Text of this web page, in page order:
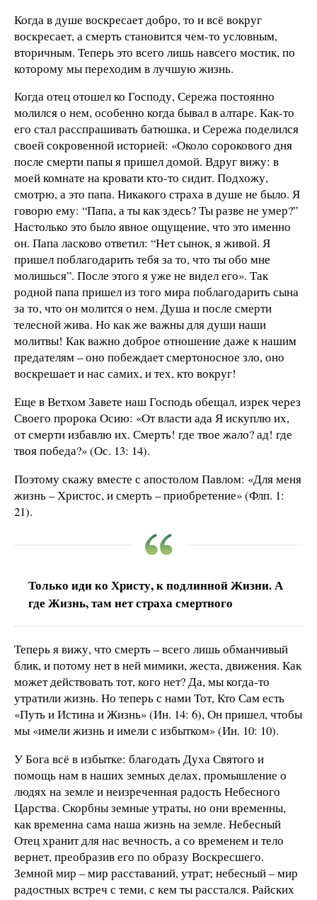
Когда в душе воскресает добро, то и всё вокруг
воскресает, а смерть становится чем-то условным,
вторичным. Теперь это всего лишь навсего мостик, по
которому мы переходим в лучшую жизнь.
Когда отец отошел ко Господу, Сережа постоянно
молился о нем, особенно когда бывал в алтаре. Как-то
его стал расспрашивать батюшка, и Сережа поделился
своей сокровенной историей: «Около сорокового дня
после смерти папы я пришел домой. Вдруг вижу: в
моей комнате на кровати кто-то сидит. Подхожу,
смотрю, а это папа. Никакого страха в душе не было. Я
говорю ему: “Папа, а ты как здесь? Ты разве не умер?”
Настолько это было явное ощущение, что это именно
он. Папа ласково ответил: “Нет сынок, я живой. Я
пришел поблагодарить тебя за то, что ты обо мне
молишься”. После этого я уже не видел его». Так
родной папа пришел из того мира поблагодарить сына
за то, что он молится о нем. Душа и после смерти
телесной жива. Но как же важны для души наши
молитвы! Как важно доброе отношение даже к нашим
предателям – оно побеждает смертоносное зло, оно
воскрешает и нас самих, и тех, кто вокруг!
Еще в Ветхом Завете наш Господь обещал, изрек через
Своего пророка Осию: «От власти ада Я искуплю их,
от смерти избавлю их. Смерть! где твое жало? ад! где
твоя победа?» (Ос. 13: 14).
Поэтому скажу вместе с апостолом Павлом: «Для меня
жизнь – Христос, и смерть – приобретение» (Флп. 1:
21).
Только иди ко Христу, к подлинной Жизни. А
где Жизнь, там нет страха смертного
Теперь я вижу, что смерть – всего лишь обманчивый
блик, и потому нет в ней мимики, жеста, движения. Как
может действовать тот, кого нет? Да, мы когда-то
утратили жизнь. Но теперь с нами Тот, Кто Сам есть
«Путь и Истина и Жизнь» (Ин. 14: 6), Он пришел, чтобы
мы «имели жизнь и имели с избытком» (Ин. 10: 10).
У Бога всё в избытке: благодать Духа Святого и
помощь нам в наших земных делах, промышление о
людях на земле и неизреченная радость Небесного
Царства. Скорбны земные утраты, но они временны,
как временна сама наша жизнь на земле. Небесный
Отец хранит для нас вечность, а со временем и тело
вернет, преобразив его по образу Воскресшего.
Земной мир – мир расставаний, утрат; небесный – мир
радостных встреч с теми, с кем ты расстался. Райских